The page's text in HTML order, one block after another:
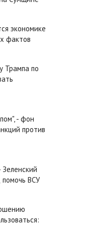
экономике
фактов
Трампа по
- фон
против
помочь ВСУ